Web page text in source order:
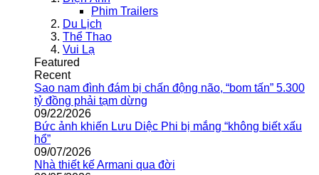
Phim Trailers
Du Lịch
Thể Thao
Vui Lạ
Featured
Recent
Sao nam đình đám bị chấn động não, “bom tấn” 5.300
tỷ đồng phải tạm dừng
09/22/2026
Bức ảnh khiến Lưu Diệc Phi bị mắng “không biết xấu
hổ”
09/07/2026
Nhà thiết kế Armani qua đời